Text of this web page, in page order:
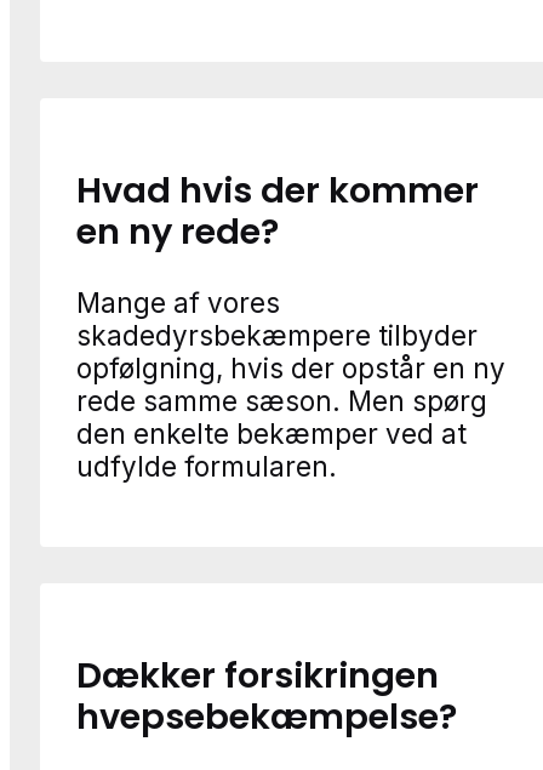
Hvad hvis der kommer
en ny rede?
Mange af vores
skadedyrsbekæmpere tilbyder
opfølgning, hvis der opstår en ny
rede samme sæson. Men spørg
den enkelte bekæmper ved at
udfylde formularen.
Dækker forsikringen
hvepsebekæmpelse?